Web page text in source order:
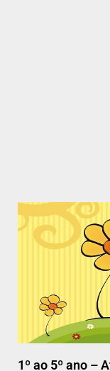
1º ao 5º ano –